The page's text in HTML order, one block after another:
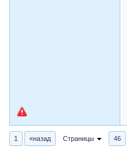
1 «назад Страницы 46